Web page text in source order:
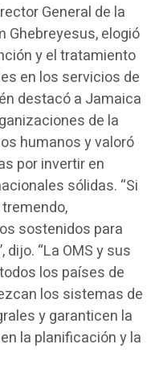
General de la
Ghebreyesus, elogió
y el tratamiento
en los servicios de
destacó a Jamaica
de la
humanos y valoró
por invertir en
sólidas. “Si
sostenidos para
“La OMS y sus
los países de
los sistemas de
y garanticen la
la planificación y la